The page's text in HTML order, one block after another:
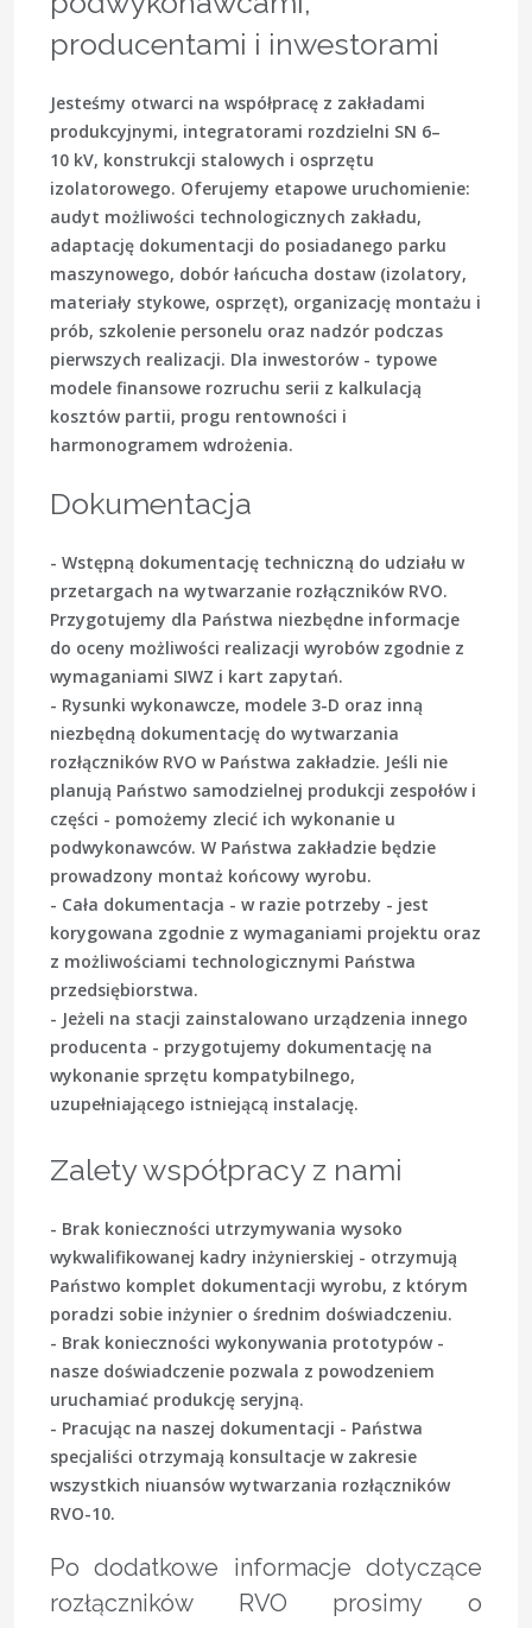
producentami i inwestorami
Jesteśmy otwarci na współpracę z zakładami
produkcyjnymi, integratorami rozdzielni SN 6–
10 kV, konstrukcji stalowych i osprzętu
izolatorowego. Oferujemy etapowe uruchomienie:
audyt możliwości technologicznych zakładu,
adaptację dokumentacji do posiadanego parku
maszynowego, dobór łańcucha dostaw (izolatory,
materiały stykowe, osprzęt), organizację montażu i
prób, szkolenie personelu oraz nadzór podczas
pierwszych realizacji. Dla inwestorów - typowe
modele finansowe rozruchu serii z kalkulacją
kosztów partii, progu rentowności i
harmonogramem wdrożenia.
Dokumentacja
- Wstępną dokumentację techniczną do udziału w
przetargach na wytwarzanie rozłączników RVO.
Przygotujemy dla Państwa niezbędne informacje
do oceny możliwości realizacji wyrobów zgodnie z
wymaganiami SIWZ i kart zapytań.
- Rysunki wykonawcze, modele 3-D oraz inną
niezbędną dokumentację do wytwarzania
rozłączników RVO w Państwa zakładzie. Jeśli nie
planują Państwo samodzielnej produkcji zespołów i
części - pomożemy zlecić ich wykonanie u
podwykonawców. W Państwa zakładzie będzie
prowadzony montaż końcowy wyrobu.
- Cała dokumentacja - w razie potrzeby - jest
korygowana zgodnie z wymaganiami projektu oraz
z możliwościami technologicznymi Państwa
przedsiębiorstwa.
- Jeżeli na stacji zainstalowano urządzenia innego
producenta - przygotujemy dokumentację na
wykonanie sprzętu kompatybilnego,
uzupełniającego istniejącą instalację.
Zalety współpracy z nami
- Brak konieczności utrzymywania wysoko
wykwalifikowanej kadry inżynierskiej - otrzymują
Państwo komplet dokumentacji wyrobu, z którym
poradzi sobie inżynier o średnim doświadczeniu.
- Brak konieczności wykonywania prototypów -
nasze doświadczenie pozwala z powodzeniem
uruchamiać produkcję seryjną.
- Pracując na naszej dokumentacji - Państwa
specjaliści otrzymają konsultacje w zakresie
wszystkich niuansów wytwarzania rozłączników
RVO-10.
Po dodatkowe informacje dotyczące
rozłączników RVO prosimy o